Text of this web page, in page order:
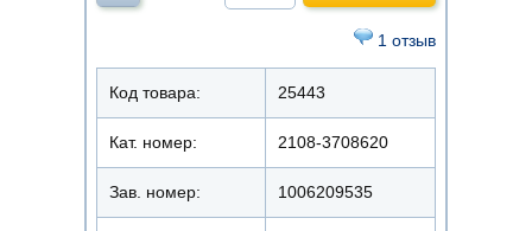
1 отзыв
Код товара: 25443
Кат. номер: 2108-3708620
Зав. номер: 1006209535